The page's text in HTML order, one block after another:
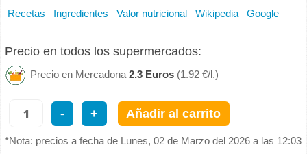
Recetas Ingredientes Valor nutricional Wikipedia Google
Precio en todos los supermercados:
Precio en Mercadona2.3 Euros (1.92 €/l.)
- + Añadir al carrito
*Nota: precios a fecha de Lunes, 02 de Marzo del 2026 a las 12:03